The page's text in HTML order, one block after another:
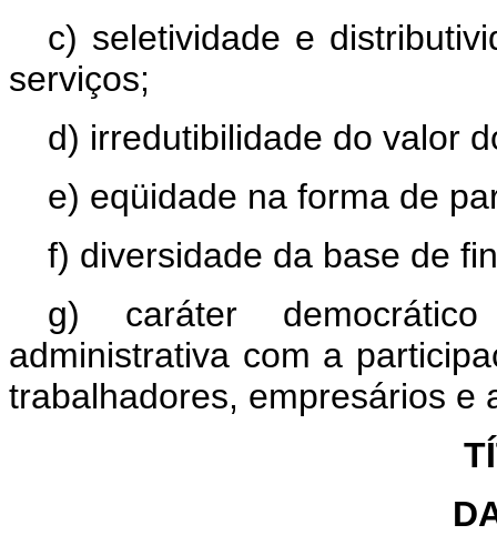
c) seletividade e
serviços;
d) irredutibilidade do valor
e) eqüidade na forma de
f) diversidade da base de
g) caráter
administrativa com a
trabalhadores, empresários e